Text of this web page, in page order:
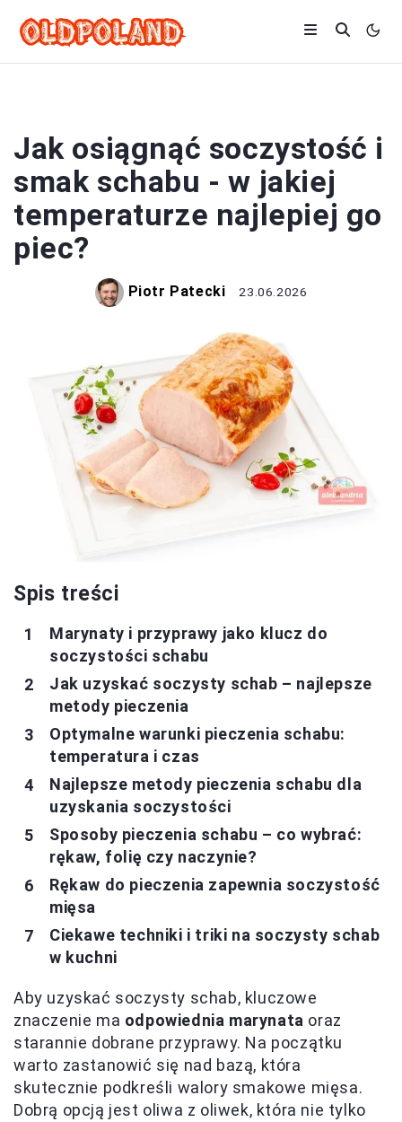
Jak osiągnąć soczystość i
smak schabu - w jakiej
temperaturze najlepiej go
piec?
Piotr Patecki 23.06.2026
Spis treści
Marynaty i przyprawy jako klucz do
soczystości schabu
Jak uzyskać soczysty schab – najlepsze
metody pieczenia
Optymalne warunki pieczenia schabu:
temperatura i czas
Najlepsze metody pieczenia schabu dla
uzyskania soczystości
Sposoby pieczenia schabu – co wybrać:
rękaw, folię czy naczynie?
Rękaw do pieczenia zapewnia soczystość
mięsa
Ciekawe techniki i triki na soczysty schab
w kuchni
Aby uzyskać soczysty schab, kluczowe
znaczenie ma odpowiednia marynata oraz
starannie dobrane przyprawy. Na początku
warto zastanowić się nad bazą, która
skutecznie podkreśli walory smakowe mięsa.
Dobrą opcją jest oliwa z oliwek, która nie tylko